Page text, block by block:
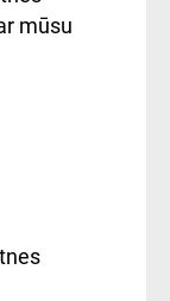
mūsu